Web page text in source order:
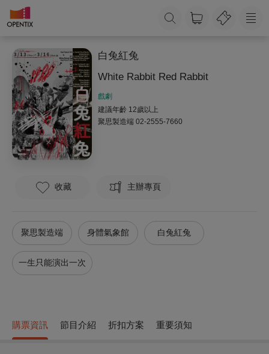
白兔紅兔
White Rabbit Red Rabbit
戲劇
建議年齡 12歲以上
聚思製造端 02-2555-7660
收藏 主辦專頁
聚思製造端 身體氣象館 白兔紅兔
一生只能演出一次
購票資訊 節目介紹 折扣方案 重要須知